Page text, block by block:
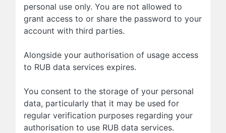
personal use only. You are not allowed to
grant access to or share the password to your
account with third parties.
Alongside your authorisation of usage access
to RUB data services expires.
You consent to the storage of your personal
data, particularly that it may be used for
regular verification purposes regarding your
authorisation to use RUB data services.